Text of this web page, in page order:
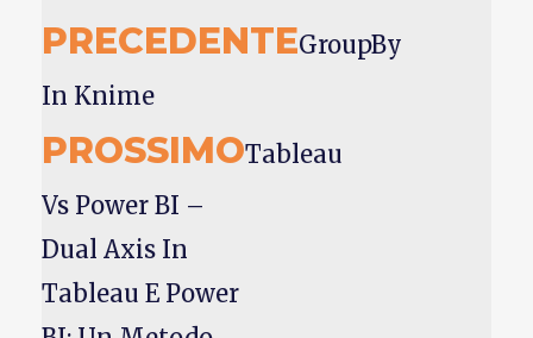
PRECEDENTEGroupBy
In Knime
PROSSIMOTableau
Vs Power BI –
Dual Axis In
Tableau E Power